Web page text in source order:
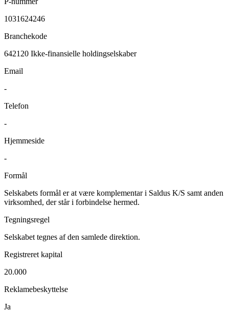
1031624246
Branchekode
642120 Ikke-finansielle holdingselskaber
Email
-
Telefon
-
Hjemmeside
-
Formål
Selskabets formål er at være komplementar i Saldus K/S samt anden
virksomhed, der står i forbindelse hermed.
Tegningsregel
Selskabet tegnes af den samlede direktion.
Registreret kapital
20.000
Reklamebeskyttelse
Ja